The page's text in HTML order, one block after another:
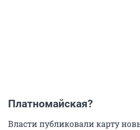
Платномайская?
Власти публиковали карту